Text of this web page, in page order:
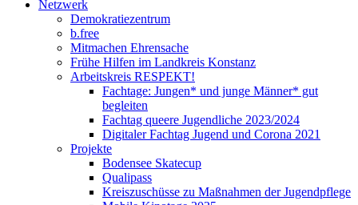
Netzwerk
Demokratiezentrum
b.free
Mitmachen Ehrensache
Frühe Hilfen im Landkreis Konstanz
Arbeitskreis RESPEKT!
Fachtage: Jungen* und junge Männer* gut
begleiten
Fachtag queere Jugendliche 2023/2024
Digitaler Fachtag Jugend und Corona 2021
Projekte
Bodensee Skatecup
Qualipass
Kreiszuschüsse zu Maßnahmen der Jugendpflege